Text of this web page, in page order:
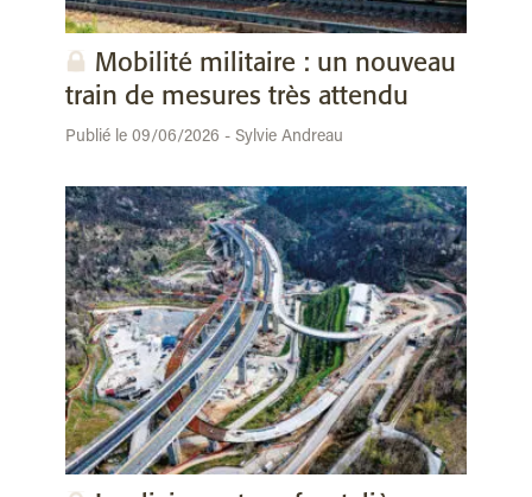
Mobilité militaire : un nouveau
train de mesures très attendu
Publié le 09/06/2026 - Sylvie Andreau